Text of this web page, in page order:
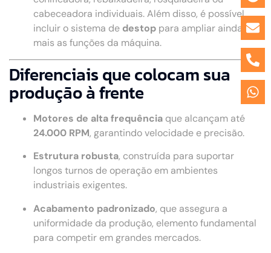
cabeceadora individuais. Além disso, é possível
incluir o sistema de destop para ampliar ainda
mais as funções da máquina.
Diferenciais que colocam sua
produção à frente
Motores de alta frequência que alcançam até
24.000 RPM, garantindo velocidade e precisão.
Estrutura robusta, construída para suportar
longos turnos de operação em ambientes
industriais exigentes.
Acabamento padronizado, que assegura a
uniformidade da produção, elemento fundamental
para competir em grandes mercados.